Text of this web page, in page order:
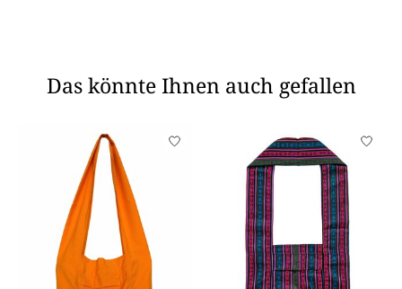
Das könnte Ihnen auch gefallen
Produkt-Karussell-Artikel